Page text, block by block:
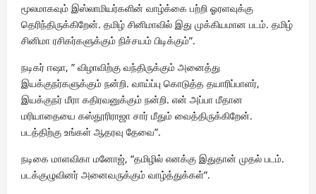
மூலமாகவும் இஸ்லாமியர்களின் வாழ்க்கை பற்றி ஓரளவுக்கு
தெரிந்திருக்கிறேன். தமிழ் சினிமாவில் இது முக்கியமான படம். தமிழ்
சினிமா ரசிகர்களுக்கும் நிச்சயம் பிடிக்கும்”.
நடிகர் ஈஷா, ” விழாவிற்கு வந்திருக்கும் அனைத்து
இயக்குநர்களுக்கும் நன்றி. வாய்ப்பு கொடுத்த தயாரிப்பாளர்,
இயக்குநர் மீரா கதிரவனுக்கும் நன்றி. என் அப்பா மீதான
மரியாதையை கஸ்தூரிராஜா சார் மீதும் வைத்திருக்கிறேன்.
படத்திற்கு உங்கள் ஆதரவு தேவை”.
நடிகை மாளவிகா மனோஜ், “தமிழில் எனக்கு இதுதான் முதல் படம்.
படக்குழுவினர் அனைவருக்கும் வாழ்த்துக்கள்”.